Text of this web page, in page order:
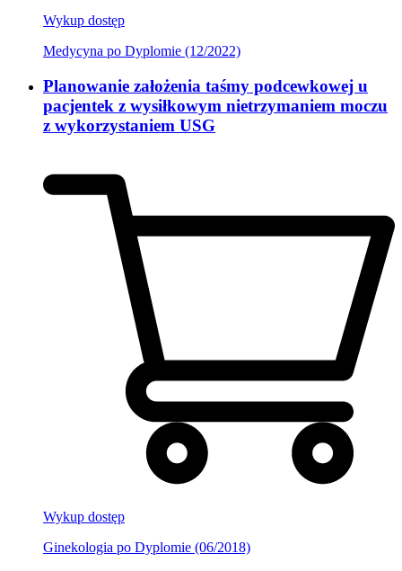
Wykup dostęp
Medycyna po Dyplomie (12/2022)
Planowanie założenia taśmy podcewkowej u
pacjentek z wysiłkowym nietrzymaniem moczu
z wykorzystaniem USG
Wykup dostęp
Ginekologia po Dyplomie (06/2018)